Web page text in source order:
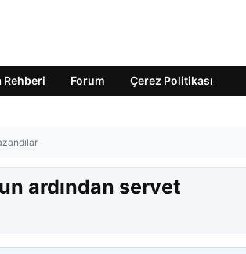
Rehberi Forum Çerez Politikası
ardından servet